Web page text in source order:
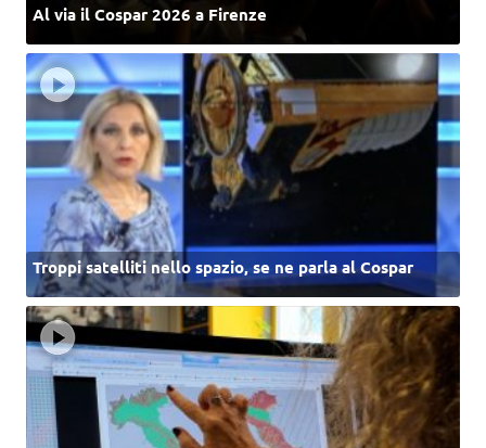
Al via il Cospar 2026 a Firenze
Troppi satelliti nello spazio, se ne parla al Cospar